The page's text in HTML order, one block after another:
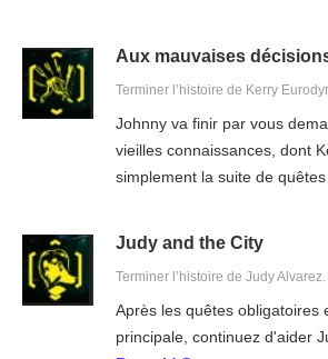
Aux mauvaises
Terminer l’histoire de Kerry
Johnny va finir par vous
vieilles connaissances, dont
simplement la suite de quêtes
Judy and the City
Terminer l’histoire de Judy Alvarez.
Après les quêtes obligatoires
principale, continuez d'aider